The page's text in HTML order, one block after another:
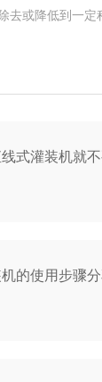
或降低到一定
是指水的浑浊
外观上判断水是...
式灌装机就
的使用步骤